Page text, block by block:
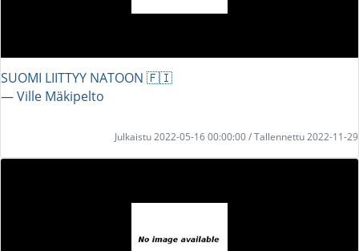
SUOMI LIITTYY NATOON 🇫🇮
― Ville Mäkipelto
Julkaistu 2022-05-16 00:00:00 / Tallennettu 2022-11-29